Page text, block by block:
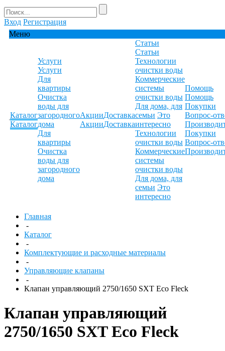
Вход Регистрация
Меню
Каталог
Каталог
Услуги
Услуги
Для
квартиры
Очистка
воды для
загородного
дома
Для
квартиры
Очистка
воды для
загородного
дома
Акции
Акции
Доставка
Доставка
Статьи
Статьи
Технологии
очистки воды
Коммерческие
системы
очистки воды
Для дома, для
семьи Это
интересно
Технологии
очистки воды
Коммерческие
системы
очистки воды
Для дома, для
семьи Это
интересно
Помощь
Помощь
Покупки
Вопрос-
Покупки
Вопрос-
Главная
-
Каталог
-
Комплектующие и расходные материалы
-
Управляющие клапаны
-
Клапан управляющий 2750/1650 SXT Eco Fleck
Клапан управляющий
2750/1650 SXT Eco Fleck